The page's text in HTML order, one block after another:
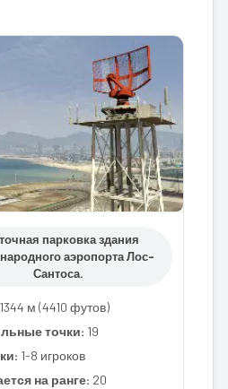
парковка здания
аэропорта Лос-
Сантоса.
1344 м (4410 футов)
точки: 19
1-8 игроков
на ранге: 20